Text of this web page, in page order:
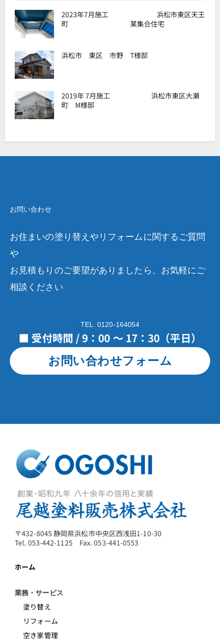
2023年7月施工 浜松市東区天王
町 某集合住宅
浜松市 東区 市野 T様邸
2019年 7月施工 浜松市東区大瀬
町 M様邸
お問い合わせ
お住まいの塗り替えやリフォームに関するご質問
や
お見積もりのご要望がありましたら、お気軽にご
相談ください
TEL. 0120-164054
■ 受付時間 / 9：00 ～ 17：30（平日）
お問い合わせフォーム
〒432-8045 静岡県浜松市中央区西浅田1-10-30
Tel. 053-442-1125 Fax. 053-441-0553
ホーム
業務・サービス
塗り替え
リフォーム
空き家管理